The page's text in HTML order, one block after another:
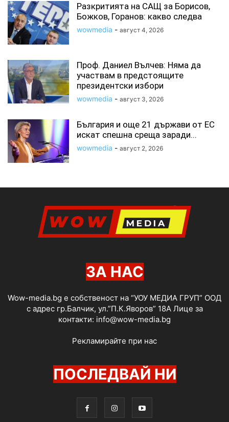
Разкритията на САЩ за Борисов,
Божков, Горанов: какво следва
wowmedia - август 4, 2026
Проф. Даниел Вълчев: Няма да
участвам в предстоящите
президентски избори
wowmedia - август 3, 2026
България и още 21 държави от ЕС
искат спешна среща заради...
wowmedia - август 2, 2026
ЗА НАС
Wow-media.bg е собственост на “УОУ МЕДИА ГРУП” ООД
с адрес гр.Балчик, ул.”П.К.Яворов” 18А Лице за
контакти: info@wow-media.bg
Рекламирайте при нас
ПОСЛЕДВАЙ НИ